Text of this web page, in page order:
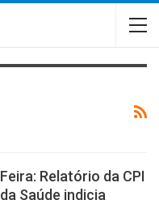
Feira: Relatório da CPI
da Saúde indicia